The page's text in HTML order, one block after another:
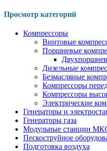
Просмотр категорий
Компрессоры
Винтовые
Поршневые
Дизельные
Безмасляные
Компрессоры
Компрессоры
Электрические
Генераторы и
Генераторы газа
Модульные станции
Пескоструйное
Подготовка воздуха